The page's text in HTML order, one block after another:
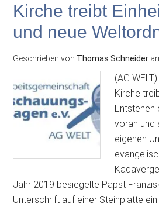
Kirche treibt
und neue
Geschrieben von Thomas Schneider
(AG
Kirche
Entstehen
voran und
eigenen
Jahr 2019 besiegelte Papst
Unterschrift auf einer Steinplatte